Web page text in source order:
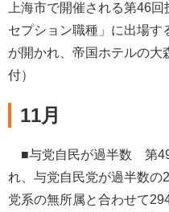
上海市で開催される第46
セプション職種」に出場す
が開かれ、帝国ホテルの大
付）
11月
■与党自民が過半数 第49
れ、与党自民党が過半数の
党系の無所属と合わせて